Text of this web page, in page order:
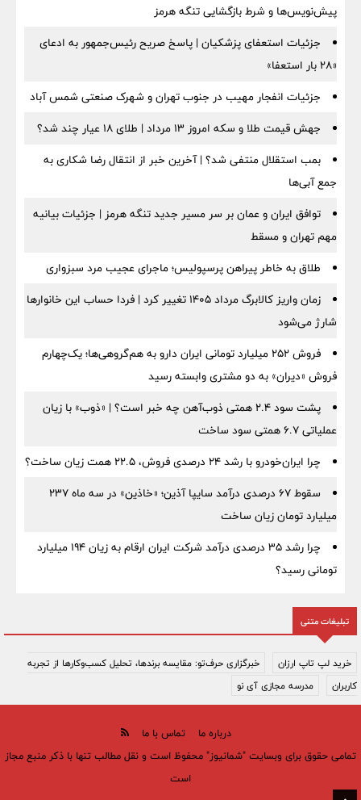
پیش‌نویس‌ها و شرط بازگشایی تنگه هرمز
جزئیات استعفای پزشکیان | پاسخ صریح رئیس‌جمهور به ادعای
«۲۸ بار استعفا»
جزئیات انفجار مهیب در جنوب تهران و شهرک صنعتی شمس آباد
جهش قیمت طلا و سکه امروز ۱۳ مرداد | طلای ۱۸ عیار چند شد؟
بمب استقلال منتفی شد؟ | آخرین خبر از انتقال رضا شکاری به
جمع آبی‌ها
توافق ایران و عمان بر سر مسیر جدید تنگه هرمز | جزئیات بیانیه
مهم تهران و مسقط
طلاق به خاطر پیراهن پرسپولیس؛ ماجرای عجیب مرد سبزواری
زمان واریز کالابرگ مرداد ۱۴۰۵ تغییر کرد | فردا حساب این خانوارها
شارژ می‌شود
فروش ۲۵۲ میلیارد تومانی ایران دارو به هم‌گروهی‌ها؛ یک‌چهارم
فروش «دیران» به دو مشتری وابسته رسید
پشت سود ۲.۴ همتی ذوب‌آهن چه خبر است؟ | «ذوب» با زیان
عملیاتی ۶.۷ همتی سود ساخت
چرا ایران‌خودرو با رشد ۲۴ درصدی فروش، ۲۲.۵ همت زیان ساخت؟
سقوط ۶۷ درصدی درآمد سایپا آذین؛ «خاذین» در سه ماه ۲۳۷
میلیارد تومان زیان ساخت
چرا رشد ۳۵ درصدی درآمد شرکت ایران ارقام به زیان ۱۹۴ میلیارد
تومانی رسید؟
تبلیغات متنی
خرید لپ تاپ ارزان
خبرگزاری حرف‌تو: مقایسه برندها، تحلیل کسب‌وکارها از تجربه
کاربران
مدرسه مجازی آی نو
درباره ما
تماس با ما
تمامی حقوق برای وبسایت "شمانیوز" محفوظ است و نقل مطالب تنها با ذکر منبع مجاز
است